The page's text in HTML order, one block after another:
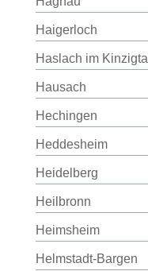
Haigerloch
Haslach im Kinzigtal
Hausach
Hechingen
Heddesheim
Heidelberg
Heilbronn
Heimsheim
Helmstadt-Bargen